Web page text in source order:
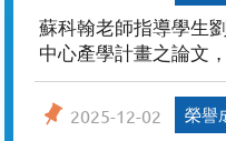
蘇科翰老師指導學生
中心產學計畫之論文
國際研討會
討會論文 佳作。
2025-12-02 榮譽